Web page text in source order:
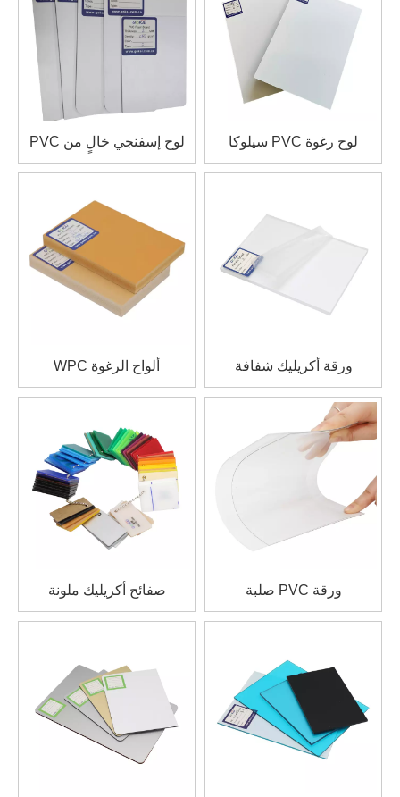
لوح إسفنجي خالٍ من PVC لوح رغوة PVC سيلوكا
ألواح الرغوة WPC ورقة أكريليك شفافة
صفائح أكريليك ملونة ورقة PVC صلبة